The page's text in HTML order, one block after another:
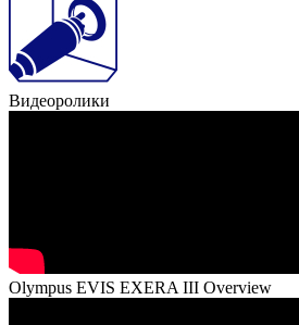
Видеоролики
Olympus EVIS EXERA III Overview